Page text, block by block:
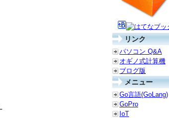
リンク
パソコン Q&A
オギノ式計算機
ブログ版
メニュー
Go言語(GoLang)
GoPro
IoT